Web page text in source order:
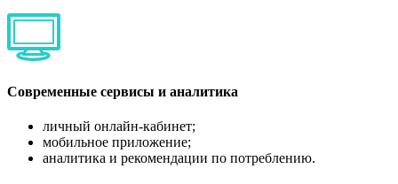
Современные сервисы и аналитика
личный онлайн-кабинет;
мобильное приложение;
аналитика и рекомендации по потреблению.